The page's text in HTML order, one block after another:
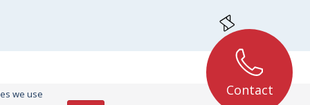
we use
Contact